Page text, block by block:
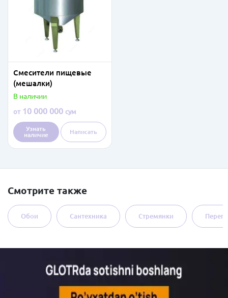
Смесители пищевые
(мешалки)
В наличии
от 10 000 000 сум
Узнать
наличие
Написать
Смотрите также
Обои Сантехника Стремянки